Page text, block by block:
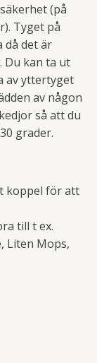
(på
Tyget på
då det är
Du kan ta ut
av yttertyget
av någon
så att du
grader.
koppel för att
till t ex.
Liten Mops,